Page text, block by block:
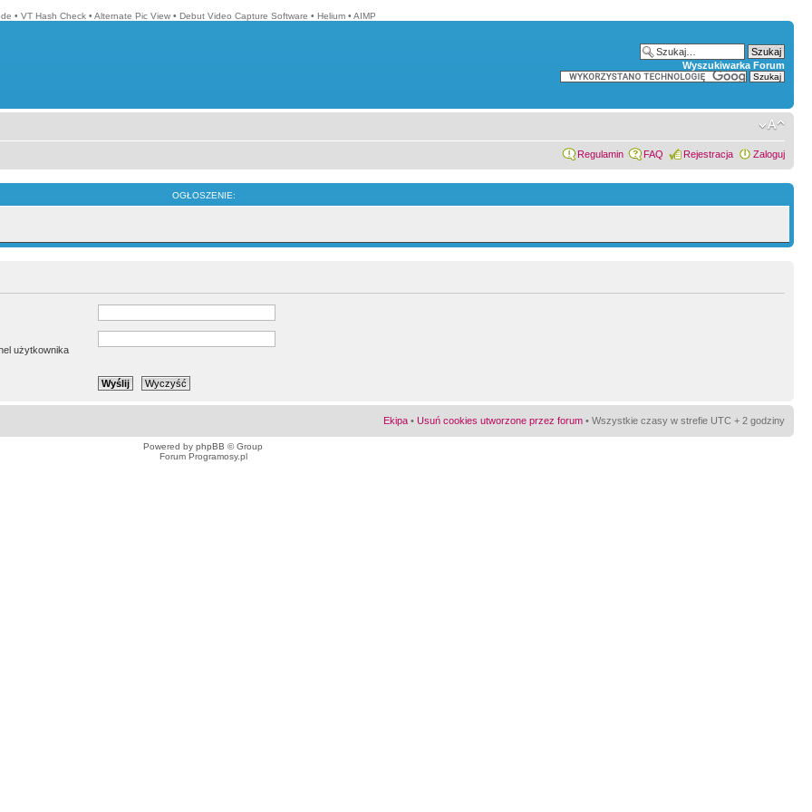
• VT Hash Check • Alternate Pic View • Debut Video Capture Software • Helium • AIMP
Wyszukiwarka Forum
Regulamin FAQ Rejestracja Zaloguj
OGŁOSZENIE:
użytkownika
Ekipa • Usuń cookies utworzone przez forum • Wszystkie czasy w strefie UTC + 2 godziny
Powered by phpBB © Group
Forum Programosy.pl